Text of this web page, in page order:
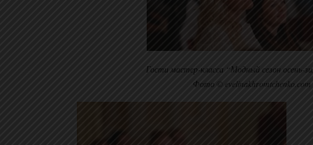
Гости мастер-класса “Модный сезон осень-
Фото © evelinakhromtchenko.com